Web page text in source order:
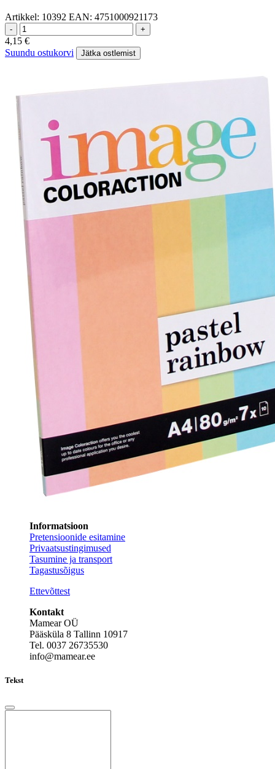
Artikkel: 10392 EAN: 4751000921173
- +
4,15 €
Suundu ostukorvi
Jätka ostlemist
Informatsioon
Pretensioonide esitamine
Privaatsustingimused
Tasumine ja transport
Tagastusõigus
Ettevõttest
Kontakt
Mamear OÜ
Pääsküla 8 Tallinn 10917
Tel. 0037 26735530
info@mamear.ee
Tekst